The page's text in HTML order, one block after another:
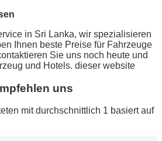
in Sri Lanka, wir spezialisieren
Ihnen beste Preise für Fahrzeuge
Sie uns noch heute und
und Hotels. dieser website
uns
mit durchschnittlich 1 basiert auf